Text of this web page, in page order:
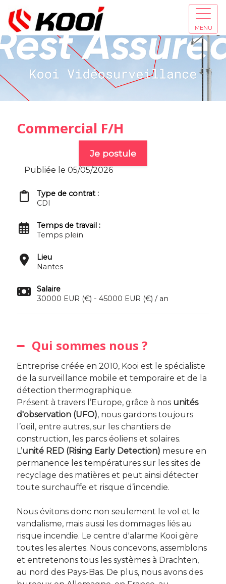
MENU
Commercial F/H
Je postule
Publiée le 05/05/2026
Type de contrat :
CDI
Temps de travail :
Temps plein
Lieu
Nantes
Salaire
30000 EUR (€) - 45000 EUR (€) / an
Qui sommes nous ?
Entreprise créée en 2010, Kooi est le spécialiste
de la surveillance mobile et temporaire et de la
détection thermographique.
Présent à travers l’Europe, grâce à nos unités
d'observation (UFO), nous gardons toujours
l’oeil, entre autres, sur les chantiers de
construction, les parcs éoliens et solaires.
L’unité RED (Rising Early Detection) mesure en
permanence les températures sur les sites de
recyclage des matières et peut ainsi détecter
toute surchauffe et risque d’incendie.
Nous évitons donc non seulement le vol et le
vandalisme, mais aussi les dommages liés au
risque incendie. Le centre d'alarme Kooi gère
toutes les alertes. Nous concevons, assemblons
et entretenons tous les systèmes à Drachten,
au nord des Pays-Bas. De plus, nous avons des